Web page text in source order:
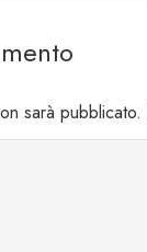
sarà pubblicato.